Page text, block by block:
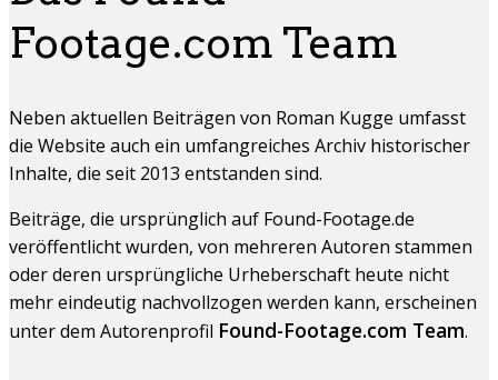
Footage.com Team
Neben aktuellen Beiträgen von Roman Kugge umfasst
die Website auch ein umfangreiches Archiv historischer
Inhalte, die seit 2013 entstanden sind.
Beiträge, die ursprünglich auf Found-Footage.de
veröffentlicht wurden, von mehreren Autoren stammen
oder deren ursprüngliche Urheberschaft heute nicht
mehr eindeutig nachvollzogen werden kann, erscheinen
unter dem Autorenprofil Found-Footage.com Team.